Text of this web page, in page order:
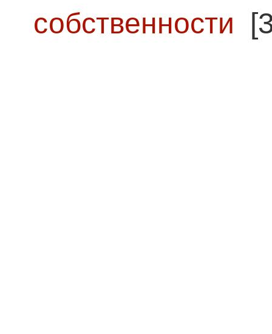
собственности